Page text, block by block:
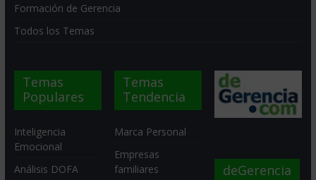
Formación de Gerencia
Todos los Temas
Temas
Populares
Inteligencia
Emocional
Análisis DOFA
Temas
Tendencia
Marca Personal
Empresas
familiares
deGerencia